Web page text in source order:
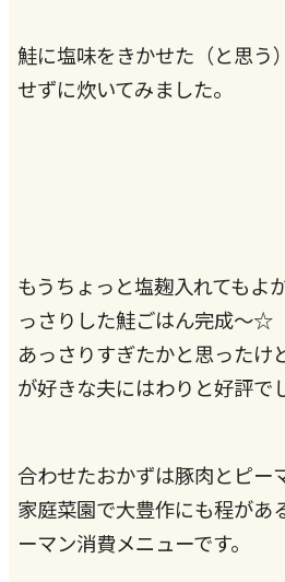
鮭に塩味をきかせた（と思う
せずに炊いてみました。
もうちょっと塩麹入れてもよ
っさりした鮭ごはん完成〜☆
あっさりすぎたかと思ったけ
が好きな夫にはわりと好評で
合わせたおかずは豚肉とピー
家庭菜園で大豊作にも程があ
ーマン消費メニューです。